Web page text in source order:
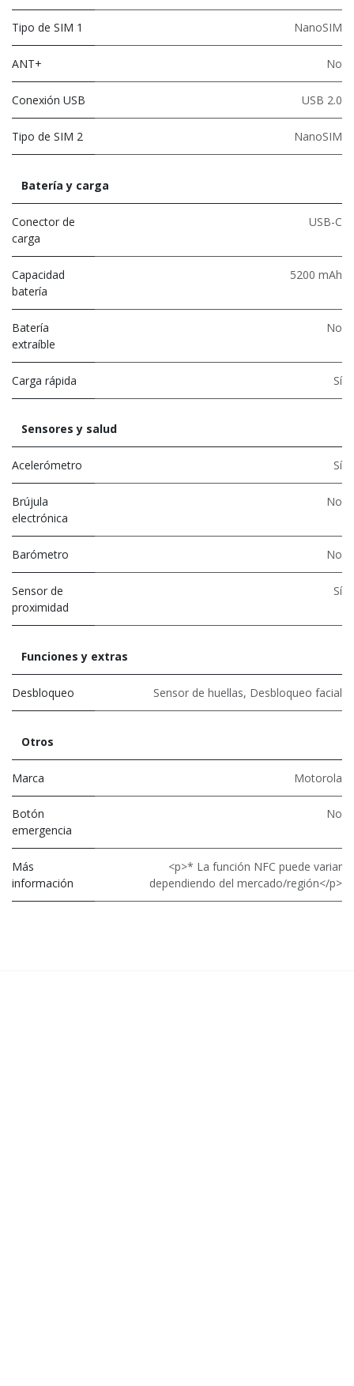
Tipo de SIM 1 NanoSIM
ANT+ No
Conexión USB USB 2.0
Tipo de SIM 2 NanoSIM
Batería y carga
Conector de
carga
USB-C
Capacidad
batería
5200 mAh
Batería
extraíble
No
Carga rápida Sí
Sensores y salud
Acelerómetro Sí
Brújula
electrónica
No
Barómetro No
Sensor de
proximidad
Sí
Funciones y extras
Desbloqueo Sensor de huellas, Desbloqueo facial
Otros
Marca Motorola
Botón
emergencia
No
Más
información
<p>* La función NFC puede variar
dependiendo del mercado/región</p>